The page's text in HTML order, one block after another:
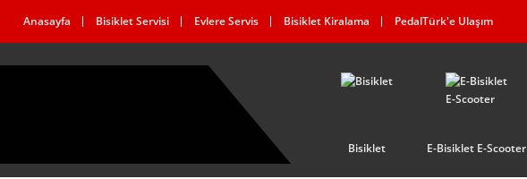
Anasayfa Bisiklet Servisi Evlere Servis Bisiklet Kiralama PedalTürk'e Ulaşım
Bisiklet E-Bisiklet E-Scooter